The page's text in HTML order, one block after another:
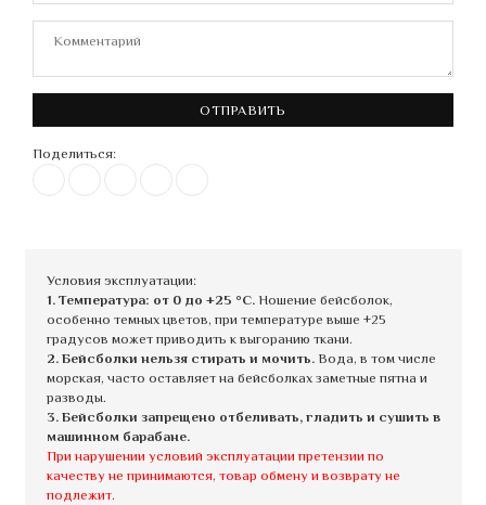
ОТПРАВИТЬ
Поделиться:
Условия эксплуатации:
1. Температура: от 0 до +25 °C.Ношение бейсболок,
особенно темных цветов, при температуре выше +25
градусов может приводить к выгоранию ткани.
2. Бейсболки нельзя стирать и мочить.Вода, в том числе
морская, часто оставляет на бейсболках заметные пятна и
разводы.
3. Бейсболки запрещено отбеливать, гладить и сушить в
машинном барабане.
При нарушении условий эксплуатации претензии по
качеству не принимаются, товар обмену и возврату не
подлежит.